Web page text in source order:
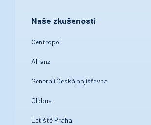
Naše zkušenosti
Centropol
Allianz
Generali Česká pojišťovna
Globus
Letiště Praha